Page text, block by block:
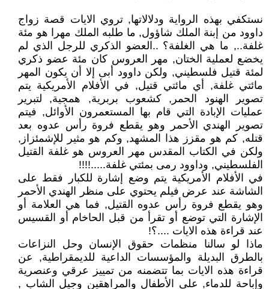
نستكفي بهذه الرواية ودلالاتها, تروي الايات قصة زواج
داوود من إبنة الملك شاؤول, ما طلبه الملك مهرا هو مئة
غلفة.., ما هي الغلفة؟ ..العضو الذكري للرجل الذي لم
يخضع لعملية الختان, مهر العروس كان مئة عضو ذكري
لمئة قتيل فلسطيني, ولكن داوود أبى إلا أن يكون المهر
مائتي غلفة, أي مائتي قتيل, في الأفلام الأمريكية يتم
تصوير الهنود الحمر, كشعوب بربرية, همجية, لتبرير
عمليات الإبادة التي قام بها المستعمرون الأوائل, فيتم
تصوير الهندي الأحمر وهو يقطع فروة رأس عدوه بعد
قتله, كم هو مقزز هذا المشهد, وكم هو مثير للإشمئزاز,
ولكن في الكتاب المقدس مهر العروس هو غلفة القتيل
الفلسطيني, وداوود رمى بمئتي غلفة.....!!!!
في الأفلام الأمريكية يتم وضع إشارة للكبار فقط على
الشاشة عند عرض فيلم يحتوي على منظر الهندي الأحمر
وهو يقطع فروة رأس عدوه القتيل, فما هي العلامة أو
الإشارة التي توضع أو تقرأ من قبل الحاخام أو القسيس
عند قراءة هذه الايات ....؟!
ماذا لو سالنا منظمات حقوق الإنسان وحل النزاعات
بالطرق البديلة والمؤسسات الداعية للديمقراطية, عن
قراءة هذه الايات بما تتضمنه من تمييز عرقي وعنصرية
وإباحة للدماء, على الأطفال والمراهقين وجيل الشاب ,